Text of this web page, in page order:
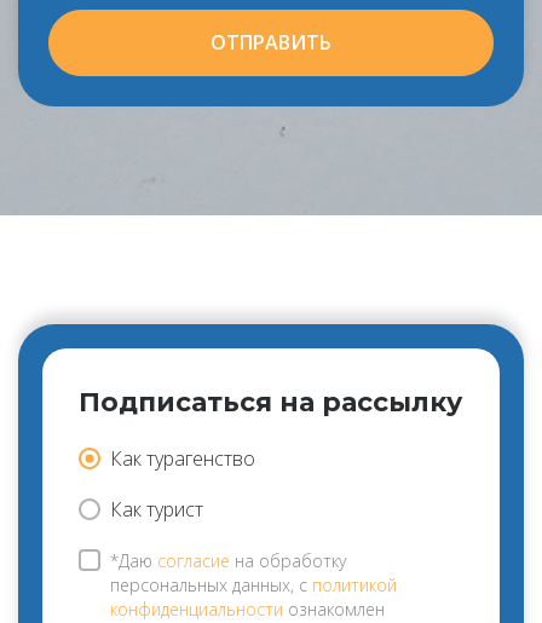
ОТПРАВИТЬ
Подписаться на рассылку
Как турагенство
Как турист
*Даю согласие на обработку
персональных данных, с политикой
конфиденциальности ознакомлен